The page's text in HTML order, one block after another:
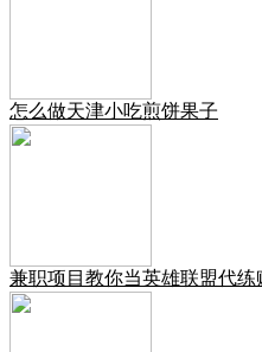
怎么做天津小吃煎饼果子
兼职项目教你当英雄联盟代练